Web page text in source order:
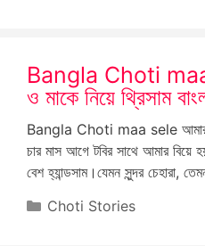
Bangla Choti maa
ও মাকে নিয়ে থ্রিসাম
Bangla Choti maa sele আমার
চার মাস আগে টবির সাথে আমার বিয়ে
বেশ হ্যান্ডসাম।যেমন সুন্দর চেহারা,
Categories
Choti Stories